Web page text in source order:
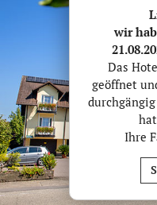
wir
Das
geöffnet
Ihre